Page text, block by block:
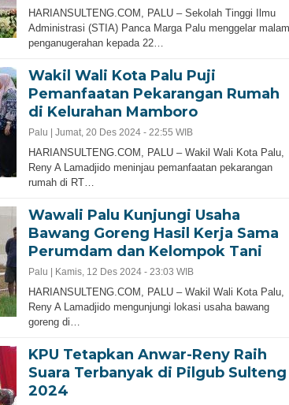
HARIANSULTENG.COM, PALU – Sekolah Tinggi Ilmu
Administrasi (STIA) Panca Marga Palu menggelar malam
penganugerahan kepada 22…
Wakil Wali Kota Palu Puji
Pemanfaatan Pekarangan Rumah
di Kelurahan Mamboro
Palu | Jumat, 20 Des 2024 - 22:55 WIB
HARIANSULTENG.COM, PALU – Wakil Wali Kota Palu,
Reny A Lamadjido meninjau pemanfaatan pekarangan
rumah di RT…
Wawali Palu Kunjungi Usaha
Bawang Goreng Hasil Kerja Sama
Perumdam dan Kelompok Tani
Palu | Kamis, 12 Des 2024 - 23:03 WIB
HARIANSULTENG.COM, PALU – Wakil Wali Kota Palu,
Reny A Lamadjido mengunjungi lokasi usaha bawang
goreng di…
KPU Tetapkan Anwar-Reny Raih
Suara Terbanyak di Pilgub Sulteng
2024